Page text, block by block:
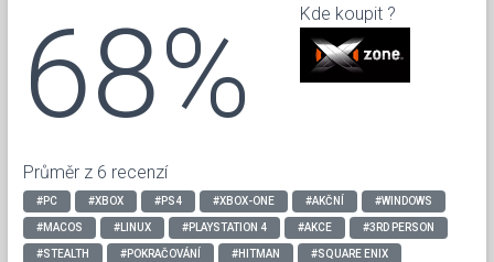
68%
Průměr z 6 recenzí
Kde koupit ?
#PC #XBOX #PS4 #XBOX-ONE #AKČNÍ #WINDOWS
#MACOS #LINUX #PLAYSTATION 4 #AKCE #3RD PERSON
#STEALTH #POKRAČOVÁNÍ #HITMAN #SQUARE ENIX